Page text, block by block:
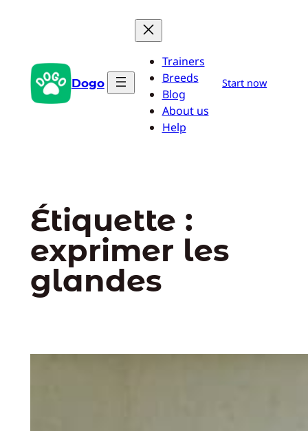
Dogo
Trainers
Breeds
Blog
About us
Help
Start now
Étiquette :
exprimer les
glandes